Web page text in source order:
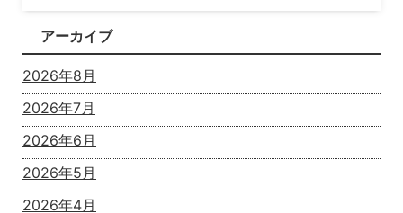
アーカイブ
2026年8月
2026年7月
2026年6月
2026年5月
2026年4月